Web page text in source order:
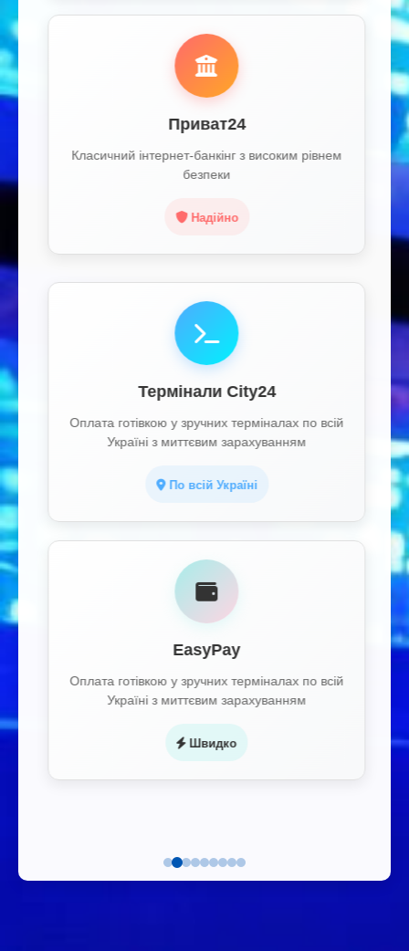
Приват24
Класичний інтернет-банкінг з високим рівнем
безпеки
Надійно
Термінали City24
Оплата готівкою у зручних терміналах по всій
Україні з миттєвим зарахуванням
По всій Україні
EasyPay
Оплата готівкою у зручних терміналах по всій
Україні з миттєвим зарахуванням
Швидко